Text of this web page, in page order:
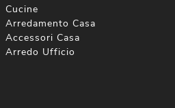
Cucine
Arredamento Casa
Accessori Casa
Arredo Ufficio